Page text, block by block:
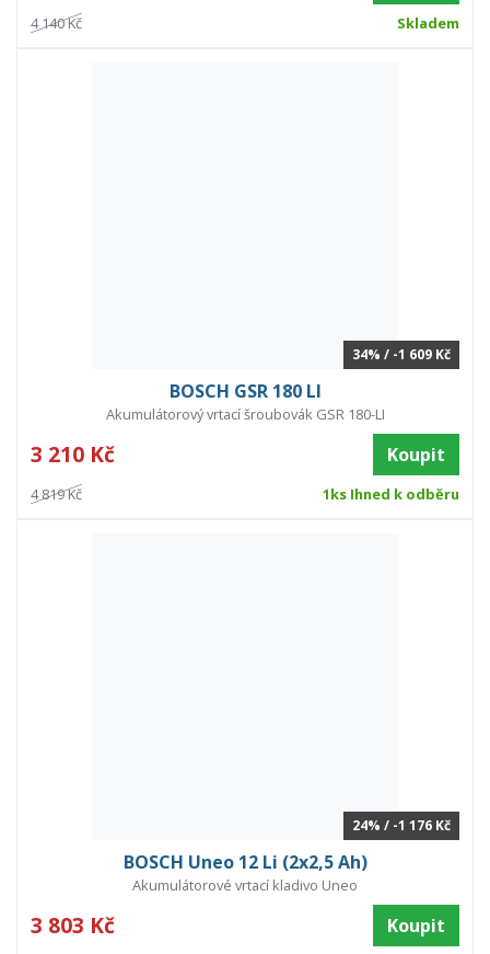
4 140 Kč Skladem
34% / -1 609 Kč
BOSCH GSR 180 LI
Akumulátorový vrtací šroubovák GSR 180-LI
3 210 Kč Koupit
4 819 Kč 1ks Ihned k odběru
24% / -1 176 Kč
BOSCH Uneo 12 Li (2x2,5 Ah)
Akumulátorové vrtací kladivo Uneo
3 803 Kč Koupit